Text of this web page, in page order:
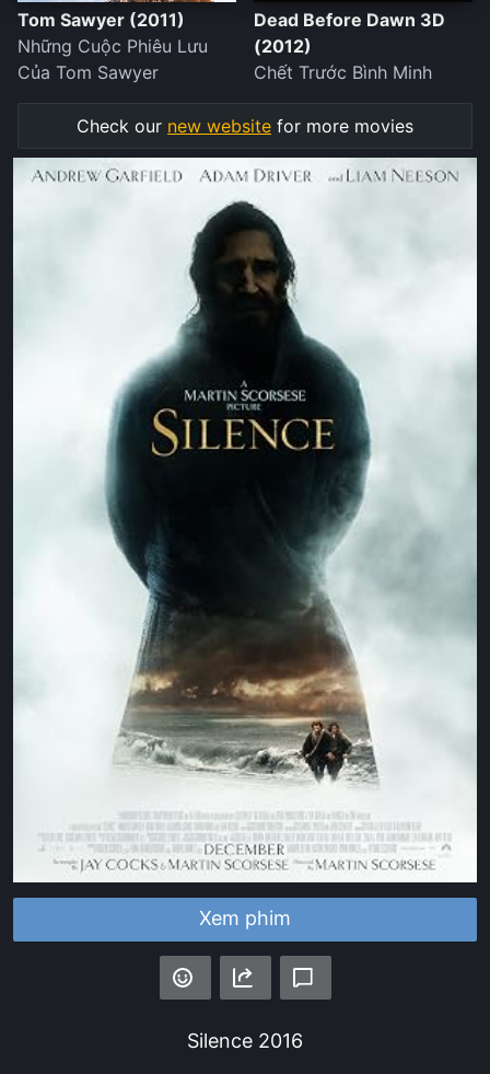
Xem phim
Silence 2016
Tom Sawyer (2011)
Những Cuộc Phiêu Lưu
Của Tom Sawyer
Dead Before Dawn 3D
(2012)
Chết Trước Bình Minh
Check our new website for more movies